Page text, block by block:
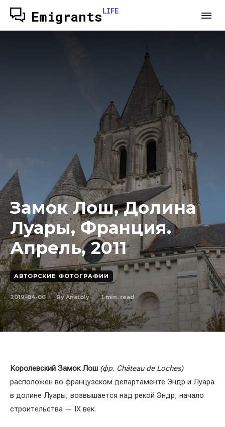
EmigrantsLIFE
Замок Лош, Долина
Луары, Франция.
Апрель, 2011
АВТОРСКИЕ ФОТОГРАФИИ
2019-04-06 By Anatoly 1min. read
Королевский Замок Лош (фр. Château de Loches)
расположен во французском департаменте Эндр и Луара
в долине Луары, возвышается над рекой Эндр, начало
строительства — IX век.